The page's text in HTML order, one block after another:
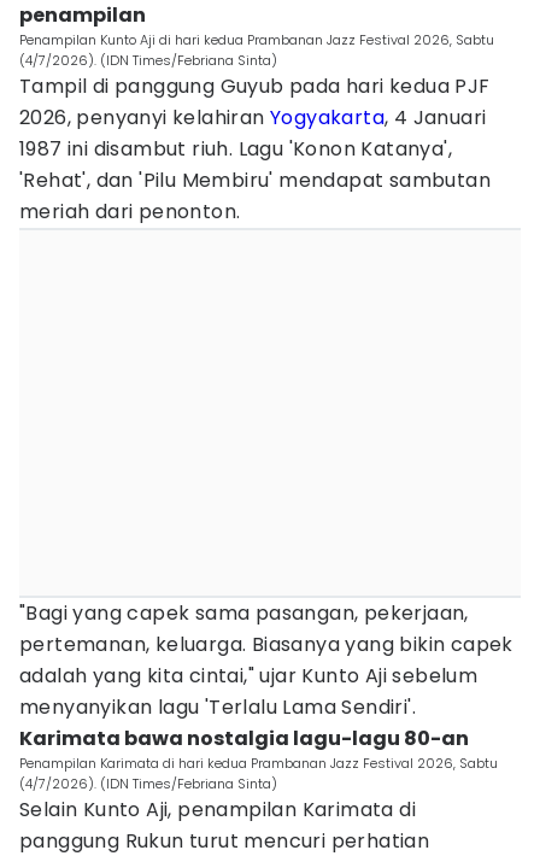
penampilan
Penampilan Kunto Aji di hari kedua Prambanan Jazz Festival 2026, Sabtu
(4/7/2026). (IDN Times/Febriana Sinta)
Tampil di panggung Guyub pada hari kedua PJF
2026, penyanyi kelahiran Yogyakarta, 4 Januari
1987 ini disambut riuh. Lagu 'Konon Katanya',
'Rehat', dan 'Pilu Membiru' mendapat sambutan
meriah dari penonton.
"Bagi yang capek sama pasangan, pekerjaan,
pertemanan, keluarga. Biasanya yang bikin capek
adalah yang kita cintai," ujar Kunto Aji sebelum
menyanyikan lagu 'Terlalu Lama Sendiri'.
Karimata bawa nostalgia lagu-lagu 80-an
Penampilan Karimata di hari kedua Prambanan Jazz Festival 2026, Sabtu
(4/7/2026). (IDN Times/Febriana Sinta)
Selain Kunto Aji, penampilan Karimata di
panggung Rukun turut mencuri perhatian